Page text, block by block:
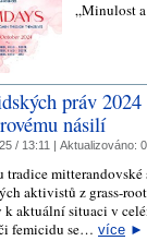
„Minulost
práv
násilí
/ 13:11 | Aktualizováno:
tradice
aktivistů z grass-
k aktuální situaci v
femicidu se… více ►